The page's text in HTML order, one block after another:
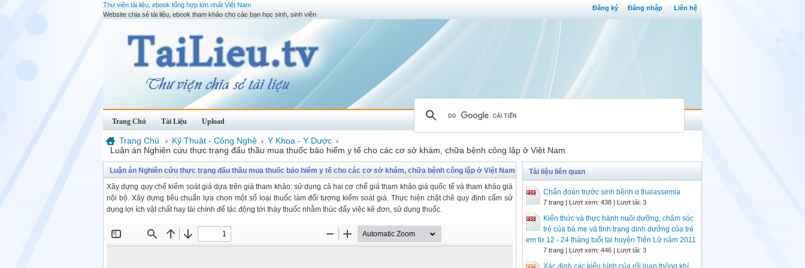
Đăng ký Đăng nhập Liên hệ
Thư viện tài liệu, ebook tổng hợp lớn nhất Việt Nam
Website chia sẻ tài liệu, ebook tham khảo cho các bạn học sinh, sinh viên
Trang Chủ Tài Liệu Upload
Trang Chủ › Kỹ Thuật - Công Nghệ › Y Khoa - Y Dược ›
Luận án Nghiên cứu thực trạng đấu thầu mua thuốc bảo hiểm y tế cho các cơ sở khám, chữa bệnh công lập ở Việt Nam
Luận án Nghiên cứu thực trạng đấu thầu mua thuốc bảo hiểm y tế cho các cơ sở khám, chữa bệnh công lập ở Việt Nam
Xây dựng quy chế kiểm soát giá dựa trên giá tham khảo: sử dụng cả hai cơ chế giá tham khảo giá quốc tế và tham khảo giá
nội bộ. Xây dựng tiêu chuẩn lựa chọn một số loại thuốc làm đối tượng kiểm soát giá. Thực hiện chặt chẽ quy định cấm sử
dụng lợi ích vật chất hay tài chính để tác động tới thày thuốc nhằm thúc đẩy việc kê đơn, sử dụng thuốc.
Tài liệu liên quan
Chẩn đoán trước sinh bệnh α thalassemia
7 trang | Lượt xem: 438 | Lượt tải: 3
Kiến thức và thực hành nuôi dưỡng, chăm sóc
trẻ của bà mẹ và tình trạng dinh dưỡng của trẻ
em từ 12 - 24 tháng tuổi tại huyện Tiên Lữ năm 2011
7 trang | Lượt xem: 446 | Lượt tải: 3
Xác định các kiểu hình của rối loạn thông khí